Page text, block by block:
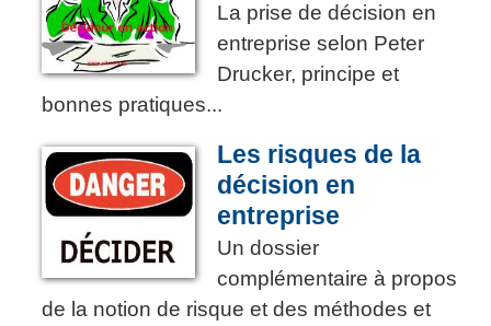
La prise de décision en
entreprise selon Peter
Drucker, principe et
bonnes pratiques...
Les risques de la
décision en
entreprise
Un dossier
complémentaire à propos
de la notion de risque et des méthodes et